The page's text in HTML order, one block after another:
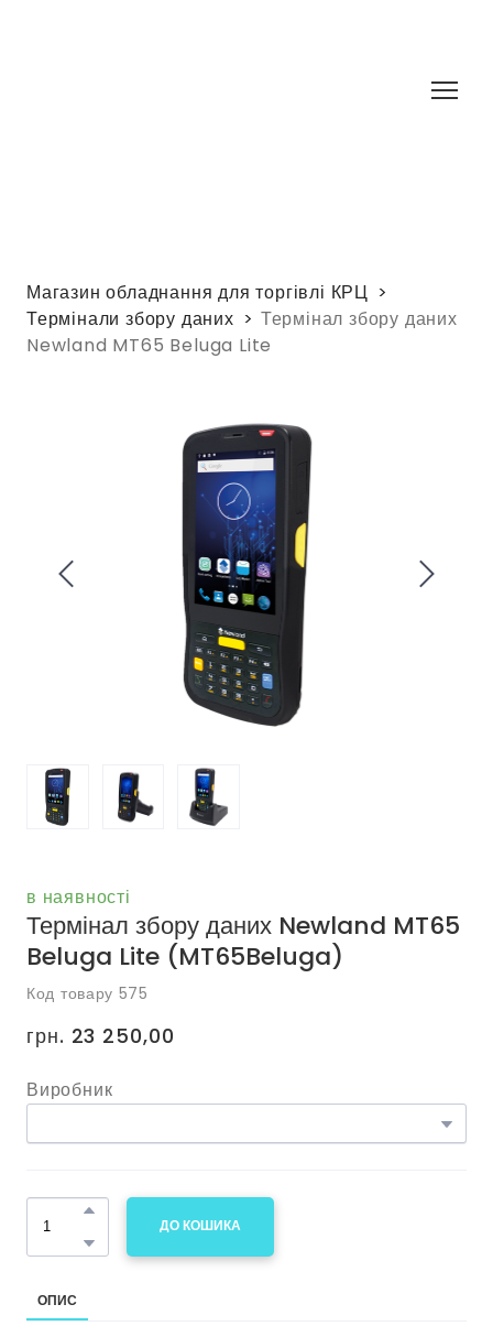
Магазин обладнання для торгівлі КРЦ
Термінали збору даних
Термінал збору даних
Newland MT65 Beluga Lite
в наявності
Термінал збору даних Newland MT65
Beluga Lite (MT65Beluga)
Код товару 575
грн. 23 250,00
Виробник
ДО КОШИКА
ОПИС